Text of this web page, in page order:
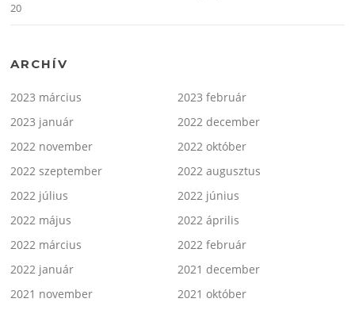
20
ARCHÍV
2023 március
2023 február
2023 január
2022 december
2022 november
2022 október
2022 szeptember
2022 augusztus
2022 július
2022 június
2022 május
2022 április
2022 március
2022 február
2022 január
2021 december
2021 november
2021 október